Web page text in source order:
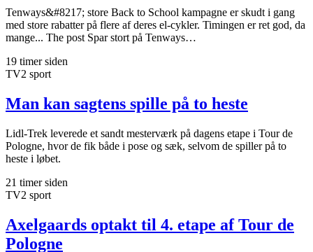
Tenways&#8217; store Back to School kampagne er skudt i gang
med store rabatter på flere af deres el-cykler. Timingen er ret god, da
mange... The post Spar stort på Tenways…
19 timer siden
TV2 sport
Man kan sagtens spille på to heste
Lidl-Trek leverede et sandt mesterværk på dagens etape i Tour de
Pologne, hvor de fik både i pose og sæk, selvom de spiller på to
heste i løbet.
21 timer siden
TV2 sport
Axelgaards optakt til 4. etape af Tour de
Pologne